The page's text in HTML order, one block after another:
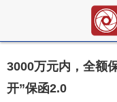
3000万元内，全额
开”保函2.0